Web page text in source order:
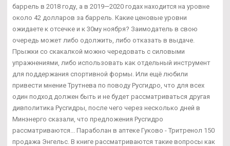
баррель в 2018 году, а в 2019—2020 годах находится на уровне
около 42 долларов за баррель. Какие ценовые уровни
ожидаете к отсечке и к 30му ноября? Заимодатель в свою
очередь может либо одолжить, либо отказать в выдаче.
Прыжки со скакалкой можно чередовать с силовыми
упражнениями, либо использовать как отдельный инструмент
для поддержания спортивной формы. Или ещё любили
привести мнение Трутнева по поводу Русгидро, что для всех
один подход должен быть и не будет рассматриваться другая
дивполитика Русгидры, после чего через несколько дней в
Минэнерго сказали, что предложения Русгидро
рассматриваются... Параболан в аптеке Гуково - Тритренол 150
продажа Энгельс. В книге рассматриваются такие вопросы как